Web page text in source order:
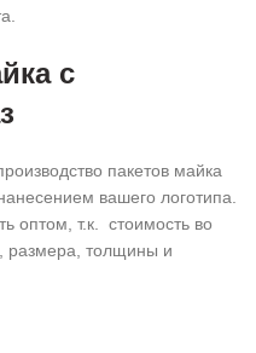
с
пакетов майка
вашего логотипа.
оптом, т.к. стоимость во
размера, толщины и